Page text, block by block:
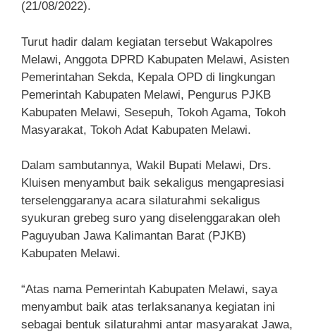
(21/08/2022).
Turut hadir dalam kegiatan tersebut Wakapolres
Melawi, Anggota DPRD Kabupaten Melawi, Asisten
Pemerintahan Sekda, Kepala OPD di lingkungan
Pemerintah Kabupaten Melawi, Pengurus PJKB
Kabupaten Melawi, Sesepuh, Tokoh Agama, Tokoh
Masyarakat, Tokoh Adat Kabupaten Melawi.
Dalam sambutannya, Wakil Bupati Melawi, Drs.
Kluisen menyambut baik sekaligus mengapresiasi
terselenggaranya acara silaturahmi sekaligus
syukuran grebeg suro yang diselenggarakan oleh
Paguyuban Jawa Kalimantan Barat (PJKB)
Kabupaten Melawi.
“Atas nama Pemerintah Kabupaten Melawi, saya
menyambut baik atas terlaksananya kegiatan ini
sebagai bentuk silaturahmi antar masyarakat Jawa,